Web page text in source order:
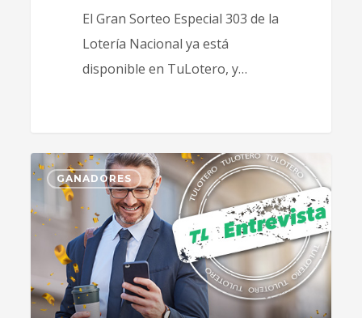
El Gran Sorteo Especial 303 de la
Lotería Nacional ya está
disponible en TuLotero, y…
GANADORES 1